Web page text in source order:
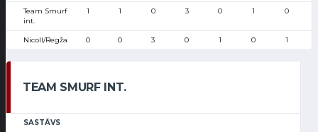
Team Smurf
int.
1 1 0 3 0 1 0
Nicoll/Regža 0 0 3 0 1 0 1
TEAM SMURF INT.
SASTĀVS